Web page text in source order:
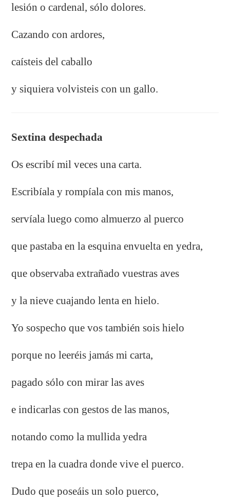
lesión o cardenal, sólo dolores.
Cazando con ardores,
caísteis del caballo
y siquiera volvisteis con un gallo.
Sextina despechada
Os escribí mil veces una carta.
Escribíala y rompíala con mis manos,
servíala luego como almuerzo al puerco
que pastaba en la esquina envuelta en yedra,
que observaba extrañado vuestras aves
y la nieve cuajando lenta en hielo.
Yo sospecho que vos también sois hielo
porque no leeréis jamás mi carta,
pagado sólo con mirar las aves
e indicarlas con gestos de las manos,
notando como la mullida yedra
trepa en la cuadra donde vive el puerco.
Dudo que poseáis un solo puerco,